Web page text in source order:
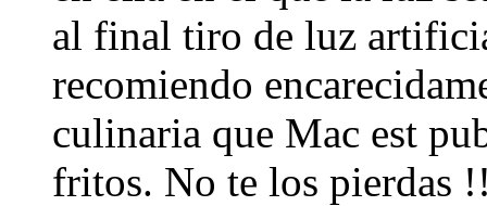
al final tiro de luz
recomiendo
culinaria que Mac est
fritos. No te los pierdas